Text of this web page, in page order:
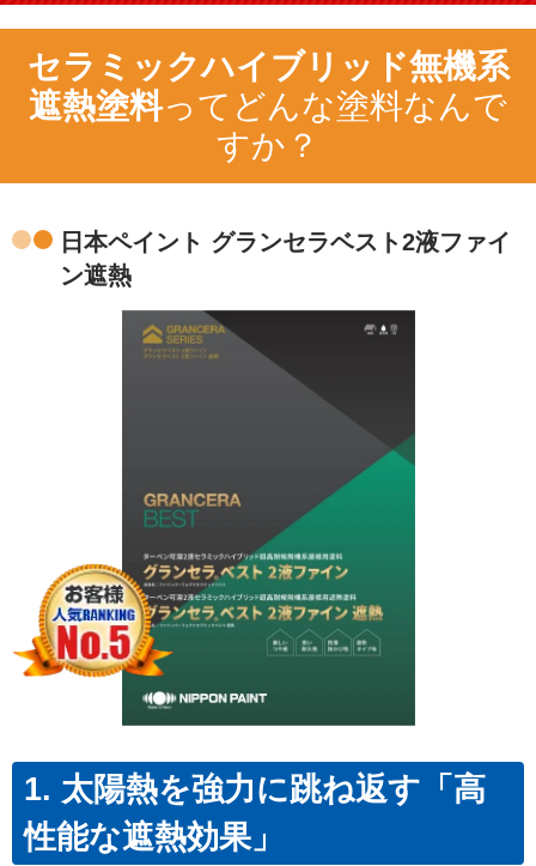
セラミックハイブリッド無機系
遮熱塗料ってどんな塗料なんで
すか？
日本ペイント グランセラベスト2液ファイ
ン遮熱
1. 太陽熱を強力に跳ね返す「高
性能な遮熱効果」